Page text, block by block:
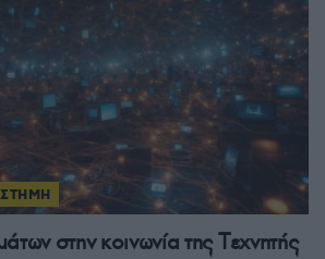
στην κοινωνία της Tεχνητής